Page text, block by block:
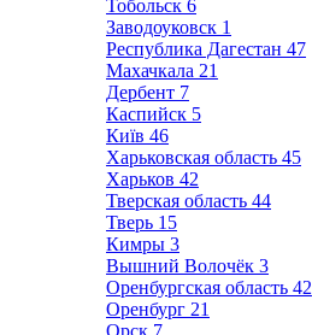
Тобольск 6
Заводоуковск 1
Республика Дагестан 47
Махачкала 21
Дербент 7
Каспийск 5
Київ 46
Харьковская область 45
Харьков 42
Тверская область 44
Тверь 15
Кимры 3
Вышний Волочёк 3
Оренбургская область 42
Оренбург 21
Орск 7